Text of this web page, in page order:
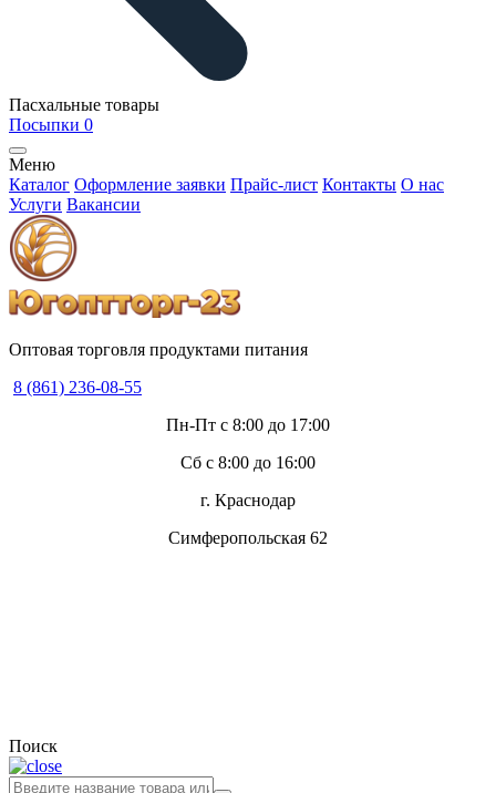
Пасхальные товары
Посыпки 0
Меню
Каталог Оформление заявки Прайс-лист Контакты О нас
Услуги Вакансии
Оптовая торговля продуктами питания
8 (861) 236-08-55
Пн-Пт с 8:00 до 17:00
Сб с 8:00 до 16:00
г. Краснодар
Симферопольская 62
Поиск